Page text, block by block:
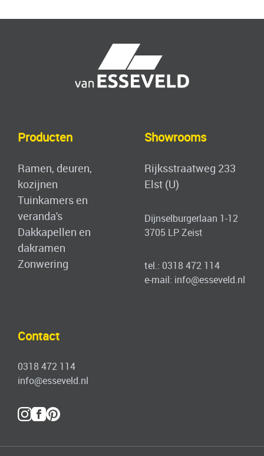
Producten
Ramen, deuren,
kozijnen
Tuinkamers en
veranda's
Dakkapellen en
dakramen
Zonwering
Showrooms
Rijksstraatweg 233
Elst (U)
Dijnselburgerlaan 1-12
3705 LP Zeist
tel.: 0318 472 114
e-mail: info@esseveld.nl
Contact
0318 472 114
info@esseveld.nl